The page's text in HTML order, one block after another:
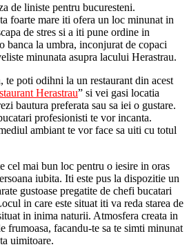
de liniste pentru bucuresteni.
foarte mare iti ofera un loc minunat in
de stres si a iti pune ordine in
banca la umbra, inconjurat de copaci
minunata asupra lacului Herastrau.
te poti odihni la un restaurant din acest
Herastrau” si vei gasi locatia
bautura preferata sau sa iei o gustare.
profesionisti te vor incanta.
ambiant te vor face sa uiti cu totul
cel mai bun loc pentru o iesire in oras
iubita. Iti este pus la dispozitie un
gustoase pregatite de chefi bucatari
in care este situat iti va reda starea de
in inima naturii. Atmosfera creata in
frumoasa, facandu-te sa te simti minunat
uimitoare.